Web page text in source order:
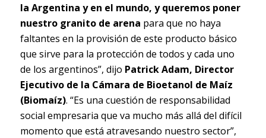
la Argentina y en el mundo, y queremos poner
nuestro granito de arena para que no haya
faltantes en la provisión de este producto básico
que sirve para la protección de todos y cada uno
de los argentinos”, dijo Patrick Adam, Director
Ejecutivo de la Cámara de Bioetanol de Maíz
(Biomaíz). “Es una cuestión de responsabilidad
social empresaria que va mucho más allá del difícil
momento que está atravesando nuestro sector”,